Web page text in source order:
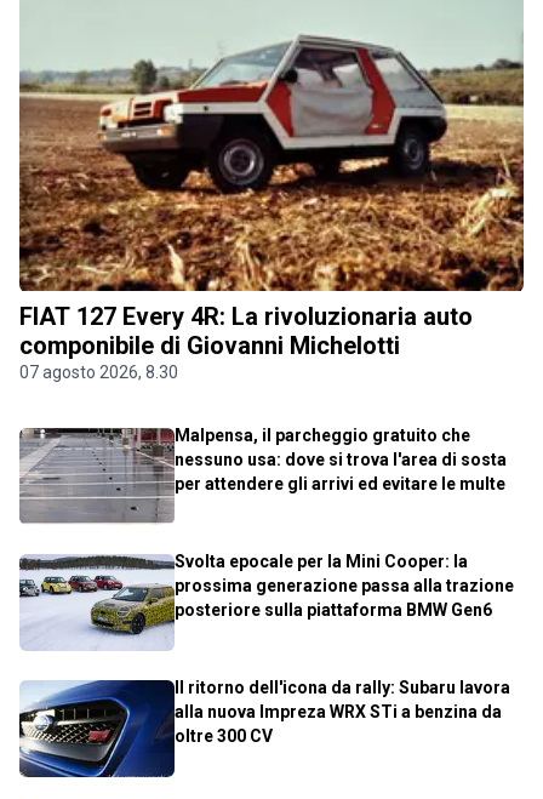
FIAT 127 Every 4R: La rivoluzionaria auto
componibile di Giovanni Michelotti
07 agosto 2026, 8.30
Malpensa, il parcheggio gratuito che
nessuno usa: dove si trova l'area di sosta
per attendere gli arrivi ed evitare le multe
Svolta epocale per la Mini Cooper: la
prossima generazione passa alla trazione
posteriore sulla piattaforma BMW Gen6
Il ritorno dell'icona da rally: Subaru lavora
alla nuova Impreza WRX STi a benzina da
oltre 300 CV